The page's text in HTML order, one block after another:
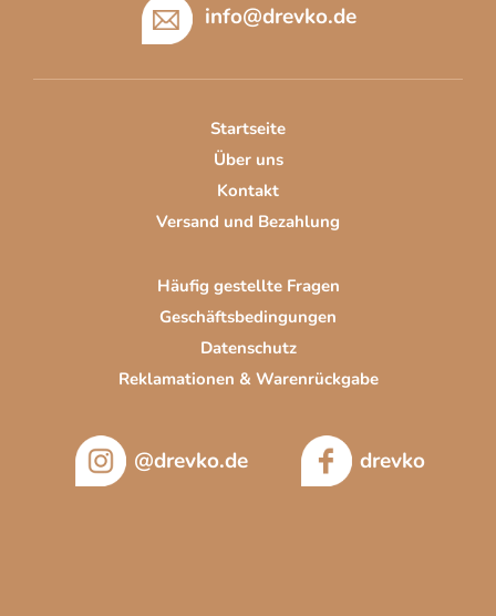
info@drevko.de
Startseite
Über uns
Kontakt
Versand und Bezahlung
Häufig gestellte Fragen
Geschäftsbedingungen
Datenschutz
Reklamationen & Warenrückgabe
@drevko.de drevko